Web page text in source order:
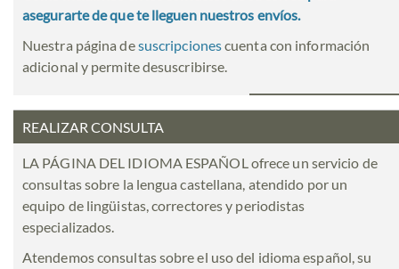
asegurarte de que te lleguen nuestros envíos.
Nuestra página desuscripcionescuenta con información
adicional y permite desuscribirse.
REALIZAR CONSULTA
LA PÁGINA DEL IDIOMA ESPAÑOL ofrece un servicio de
consultas sobre la lengua castellana, atendido por un
equipo de lingüistas, correctores y periodistas
especializados.
Atendemos consultas sobre el uso del idioma español, su